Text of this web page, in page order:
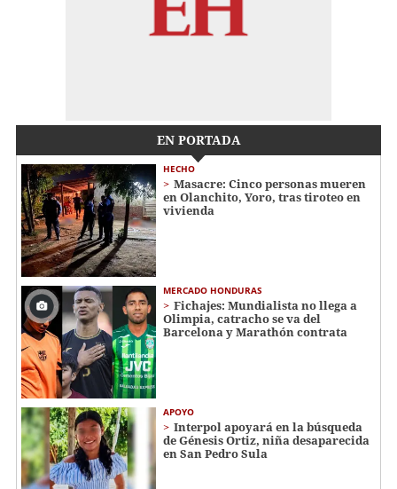
EN PORTADA
HECHO
Masacre: Cinco personas mueren
en Olanchito, Yoro, tras tiroteo en
vivienda
MERCADO HONDURAS
Fichajes: Mundialista no llega a
Olimpia, catracho se va del
Barcelona y Marathón contrata
APOYO
Interpol apoyará en la búsqueda
de Génesis Ortiz, niña desaparecida
en San Pedro Sula